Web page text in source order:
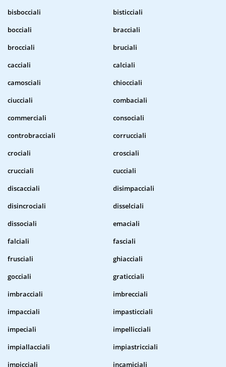
bisbocciali
bisticciali
bocciali
bracciali
brocciali
bruciali
cacciali
calciali
camosciali
chiocciali
ciucciali
combaciali
commerciali
consociali
controbracciali
corrucciali
crociali
crosciali
crucciali
cucciali
discacciali
disimpacciali
disincrociali
disselciali
dissociali
emaciali
falciali
fasciali
frusciali
ghiacciali
gocciali
graticciali
imbracciali
imbrecciali
impacciali
impasticciali
impeciali
impellicciali
impiallacciali
impiastricciali
impicciali
incamiciali